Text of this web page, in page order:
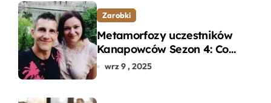
Zarobki
Metamorfozy uczestników
Kanapowców Sezon 4: Co
naprawdę zaskoczyło
wrz 9 , 2025